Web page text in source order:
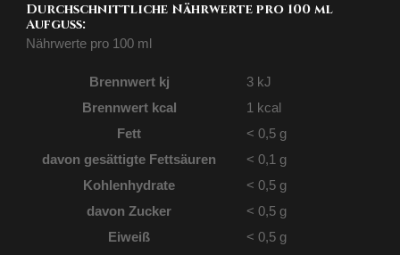
Durchschnittliche Nährwerte pro 100 ml
Aufguss:
Nährwerte pro 100 ml
Brennwert kj 3 kJ
Brennwert kcal
1
kcal
Fett
< 0,5 g
davon gesättigte Fettsäuren < 0,1 g
Kohlenhydrate
< 0,5 g
davon Zucker < 0,5 g
Eiweiß
< 0,5 g